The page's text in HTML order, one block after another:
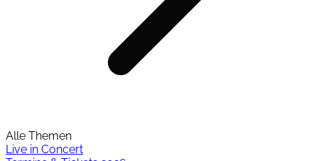
Alle Themen
Live in Concert